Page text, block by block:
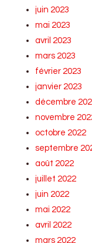
juin 2023
mai 2023
avril 2023
mars 2023
février 2023
janvier 2023
décembre
novembre
octobre 2022
septembre
août 2022
juillet 2022
juin 2022
mai 2022
avril 2022
mars 2022